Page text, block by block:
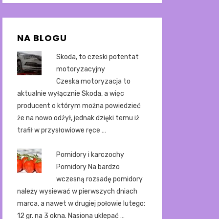
NA BLOGU
Skoda, to czeski potentat
motoryzacyjny
Czeska motoryzacja to
aktualnie wyłącznie Skoda, a więc
producent o którym można powiedzieć
że na nowo odżył, jednak dzięki temu iż
trafił w przysłowiowe ręce …
Pomidory i karczochy
Pomidory Na bardzo
wczesną rozsadę pomidory
należy wysiewać w pierwszych dniach
marca, a nawet w drugiej połowie lutego:
12 gr. na 3 okna. Nasiona uklepać …